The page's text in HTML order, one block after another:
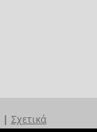
| Σχετικά